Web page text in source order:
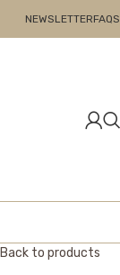
NEWSLETTERFAQS
Back to products